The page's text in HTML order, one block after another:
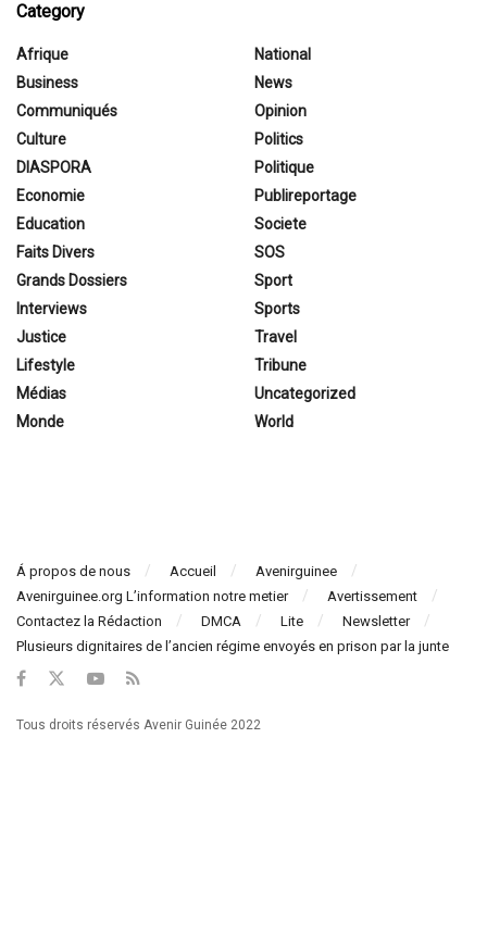
Category
Afrique
Business
Communiqués
Culture
DIASPORA
Economie
Education
Faits Divers
Grands Dossiers
Interviews
Justice
Lifestyle
Médias
Monde
National
News
Opinion
Politics
Politique
Publireportage
Societe
SOS
Sport
Sports
Travel
Tribune
Uncategorized
World
Á propos de nous Accueil
Avenirguinee
Avenirguinee.org L’information notre metier
Avertissement
Contactez la Rédaction
DMCA Lite
Newsletter
Plusieurs dignitaires de l’ancien régime envoyés en prison par la junte
Tous droits réservés Avenir Guinée 2022